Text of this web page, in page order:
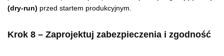
(dry-run) przed startem produkcyjnym.
Krok 8 – Zaprojektuj zabezpieczenia i zgodność